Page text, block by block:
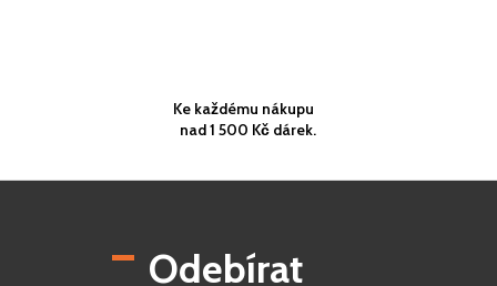
Ke každému nákupu
nad 1 500 Kč dárek.
Odebírat